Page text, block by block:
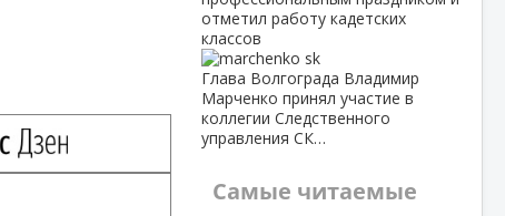
отметил работу кадетских
классов
Глава Волгограда Владимир
Марченко принял участие в
коллегии Следственного
управления СК…
Самые читаемые